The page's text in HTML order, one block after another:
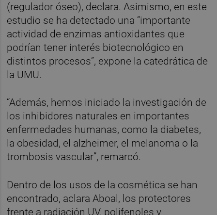
(regulador óseo), declara. Asimismo, en este
estudio se ha detectado una “importante
actividad de enzimas antioxidantes que
podrían tener interés biotecnológico en
distintos procesos”, expone la catedrática de
la UMU.
“Además, hemos iniciado la investigación de
los inhibidores naturales en importantes
enfermedades humanas, como la diabetes,
la obesidad, el alzheimer, el melanoma o la
trombosis vascular”, remarcó.
Dentro de los usos de la cosmética se han
encontrado, aclara Aboal, los protectores
frente a radiación UV, polifenoles y